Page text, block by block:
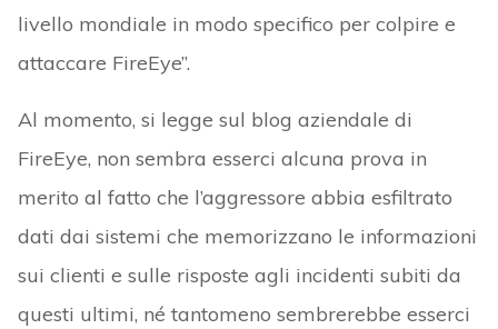
livello mondiale in modo specifico per colpire e
attaccare FireEye”.
Al momento, si legge sul blog aziendale di
FireEye, non sembra esserci alcuna prova in
merito al fatto che l’aggressore abbia esfiltrato
dati dai sistemi che memorizzano le informazioni
sui clienti e sulle risposte agli incidenti subiti da
questi ultimi, né tantomeno sembrerebbe esserci